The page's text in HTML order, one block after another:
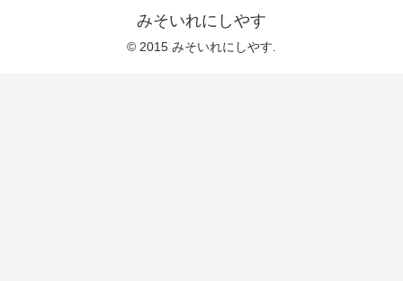
みそいれにしやす
© 2015 みそいれにしやす.